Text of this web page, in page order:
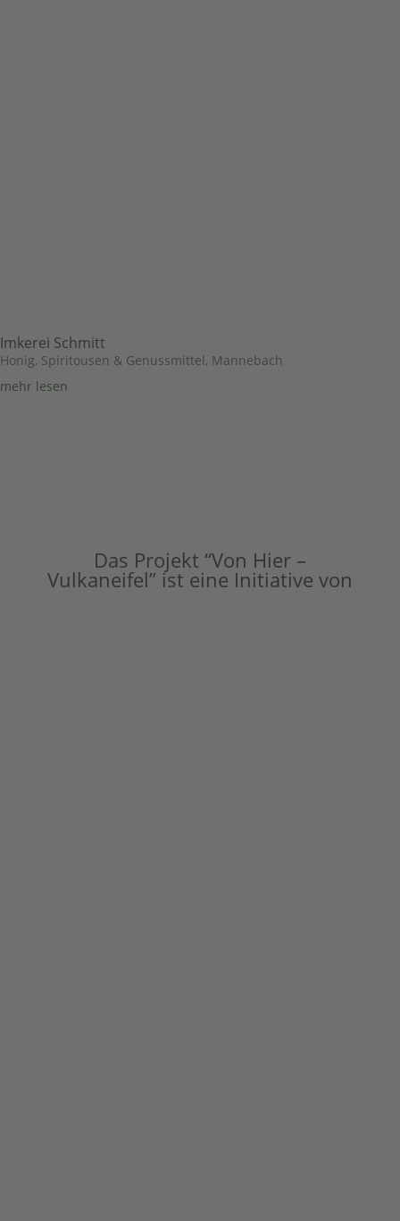
Imkerei Schmitt
Honig, Spiritousen & Genussmittel, Mannebach
mehr lesen
Das Projekt “Von Hier –
Vulkaneifel” ist eine Initiative von